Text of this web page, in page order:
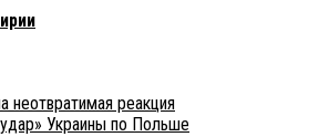
неотвратимая реакция
Украины по Польше